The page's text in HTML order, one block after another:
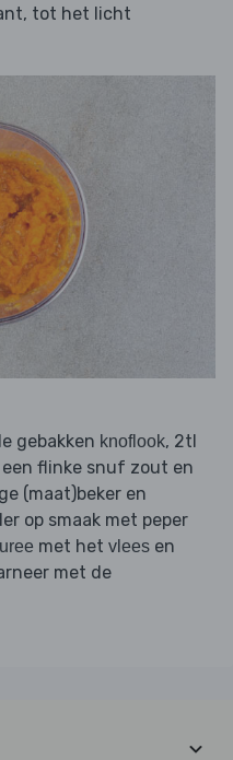
tot het licht
gebakken knoflook, 2tl
flinke snuf zout en
(maat)beker en
op smaak met peper
met het vlees en
met de